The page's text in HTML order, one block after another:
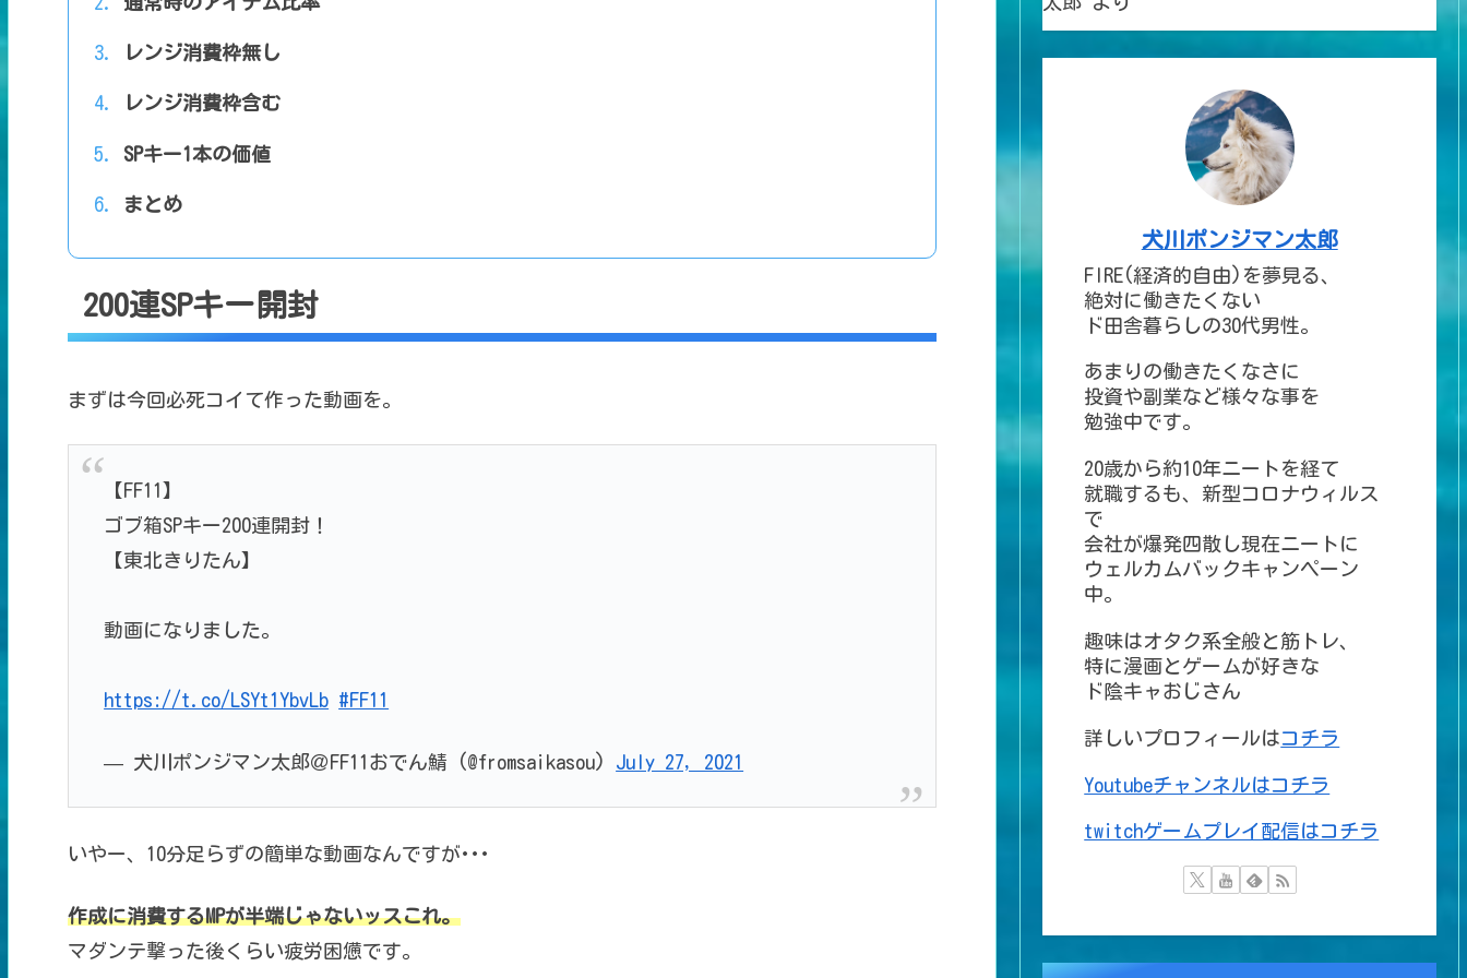
レンジ消費枠無し
レンジ消費枠含む
SPキー1本の価値
まとめ
200連SPキー開封
まずは今回必死コイて作った動画を。
【FF11】
ゴブ箱SPキー200連開封！
【東北きりたん】
動画になりました。
https://t.co/LSYt1YbvLb #FF11
— 犬川ポンジマン太郎＠FF11おでん鯖 (@fromsaikasou) July 27, 2021
いやー、10分足らずの簡単な動画なんですが･･･
作成に消費するMPが半端じゃないッスこれ。
マダンテ撃った後くらい疲労困憊です。
犬川ポンジマン太郎
FIRE(経済的自由)を夢見る、
絶対に働きたくない
ド田舎暮らしの30代男性。
あまりの働きたくなさに
投資や副業など様々な事を
勉強中です。
20歳から約10年ニートを経て
就職するも、新型コロナウィルス
で
会社が爆発四散し現在ニートに
ウェルカムバックキャンペーン
中。
趣味はオタク系全般と筋トレ、
特に漫画とゲームが好きな
ド陰キャおじさん
詳しいプロフィールはコチラ
Youtubeチャンネルはコチラ
twitchゲームプレイ配信はコチラ